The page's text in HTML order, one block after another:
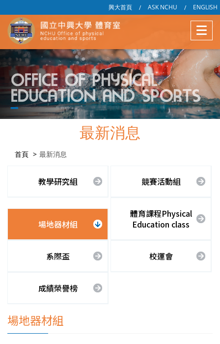
興大首頁 / ASK NCHU / ENGLISH
最新消息
首頁 最新消息
教學研究組 競賽活動組
場地器材組
體育課程Physical
Education class
系際盃 校運會
成績榮譽榜
場地器材組